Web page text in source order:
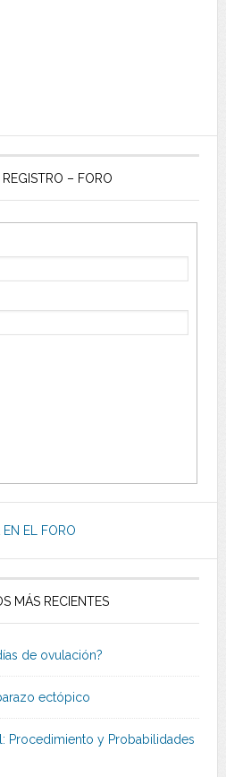
– FORO
EL FORO
MÁS RECIENTES
de ovulación?
ectópico
Procedimiento y Probabilidades